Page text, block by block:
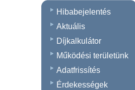
Hibabejelentés
Aktuális
Díjkalkulátor
Működési területünk
Adatfrissítés
Érdekességek